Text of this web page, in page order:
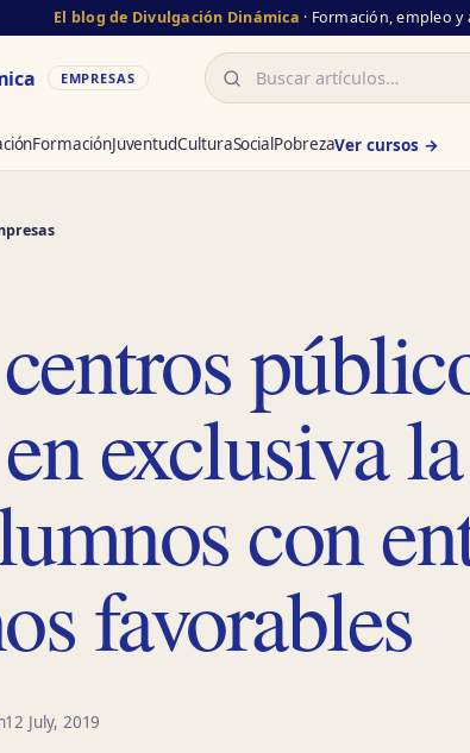
El blog de Divulgación Dinámica · Formación, empleo
EMPRESAS Buscar
FormaciónJuventudCulturaSocialPobrezaVer cursos →
exclusiva
con
favorables
12 July, 2019